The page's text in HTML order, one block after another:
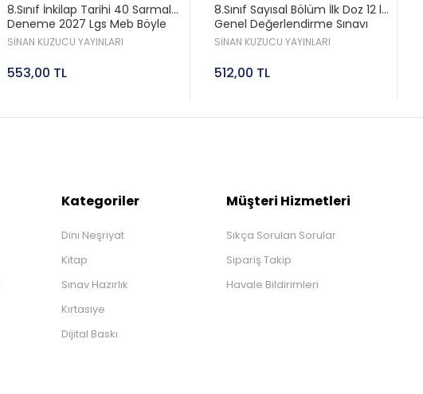
8.Sınıf İnkilap Tarihi 40 Sarmal
Deneme 2027 Lgs Meb Böyle
Sorar Sinan Kuzucu
SİNAN KUZUCU YAYINLARI
553,00 TL
8.Sınıf Sayısal Bölüm İlk Doz 12 li
Genel Değerlendirme Sınavı
2027 Lgs Sinan Kuzucu
SİNAN KUZUCU YAYINLARI
512,00 TL
Kategoriler
Dini Neşriyat
Kitap
Sınav Hazırlık
Kırtasiye
Dijital Baskı
Müşteri Hizmetleri
Sıkça Sorulan Sorular
Sipariş Takip
Havale Bildirimleri